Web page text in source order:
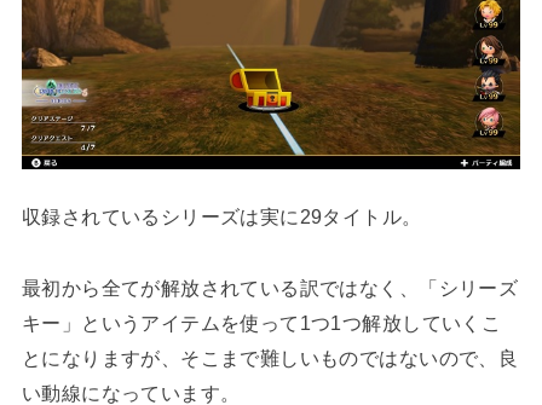
収録されているシリーズは実に29タイトル。
最初から全てが解放されている訳ではなく、「シリーズ
キー」というアイテムを使って1つ1つ解放していくこ
とになりますが、そこまで難しいものではないので、良
い動線になっています。